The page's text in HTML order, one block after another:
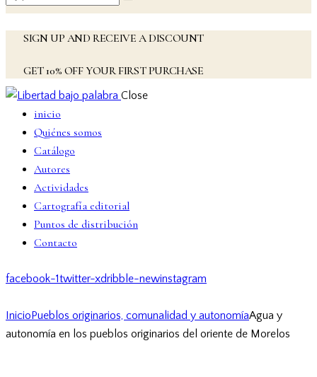
SIGN UP AND RECEIVE A DISCOUNT
GET 10% OFF YOUR FIRST PURCHASE
Close
inicio
Quiénes somos
Catálogo
Autores
Actividades
Cartografía editorial
Puntos de distribución
Contacto
facebook-1twitter-xdribble-newinstagram
InicioPueblos originarios, comunalidad y autonomíaAgua y
autonomía en los pueblos originarios del oriente de Morelos